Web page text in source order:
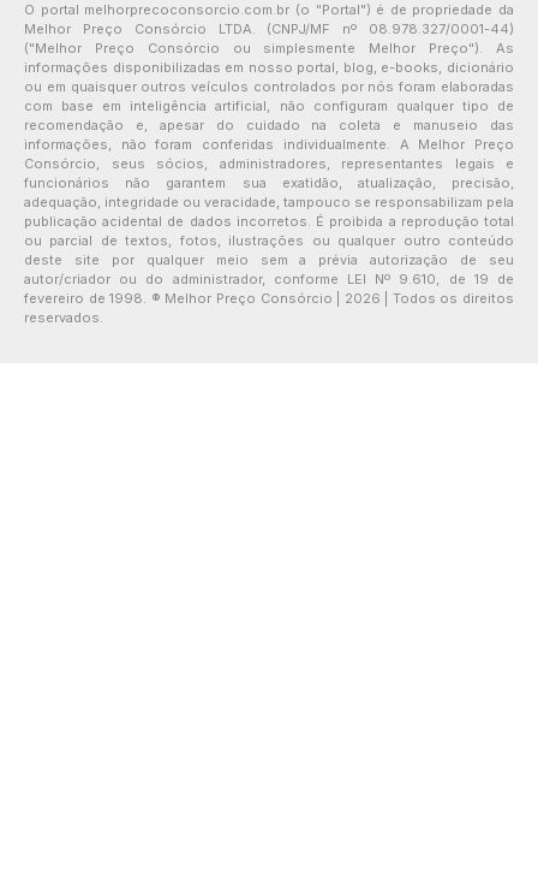
O portal melhorprecoconsorcio.com.br (o "Portal") é de propriedade da
Melhor Preço Consórcio LTDA. (CNPJ/MF nº 08.978.327/0001-44)
("Melhor Preço Consórcio ou simplesmente Melhor Preço"). As
informações disponibilizadas em nosso portal, blog, e-books, dicionário
ou em quaisquer outros veículos controlados por nós foram elaboradas
com base em inteligência artificial, não configuram qualquer tipo de
recomendação e, apesar do cuidado na coleta e manuseio das
informações, não foram conferidas individualmente. A Melhor Preço
Consórcio, seus sócios, administradores, representantes legais e
funcionários não garantem sua exatidão, atualização, precisão,
adequação, integridade ou veracidade, tampouco se responsabilizam pela
publicação acidental de dados incorretos. É proibida a reprodução total
ou parcial de textos, fotos, ilustrações ou qualquer outro conteúdo
deste site por qualquer meio sem a prévia autorização de seu
autor/criador ou do administrador, conforme LEI Nº 9.610, de 19 de
fevereiro de 1998. ® Melhor Preço Consórcio | 2026 | Todos os direitos
reservados.